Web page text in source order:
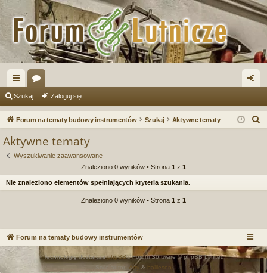
ię
ce
or
a og
Szukaj Zaloguj się
Forum na tematy budowy instrumentów Szukaj Aktywne tematy
Aktywne tematy
Wyszukiwanie zaawansowane
Znaleziono 0 wyników • Strona 1 z 1
Nie znaleziono elementów spełniających kryteria szukania.
Znaleziono 0 wyników • Strona 1 z 1
Forum na tematy budowy instrumentów
Technologię dostarczaphpBB® Forum Software © phpBB Limited
Style autor: Arty & halilesen